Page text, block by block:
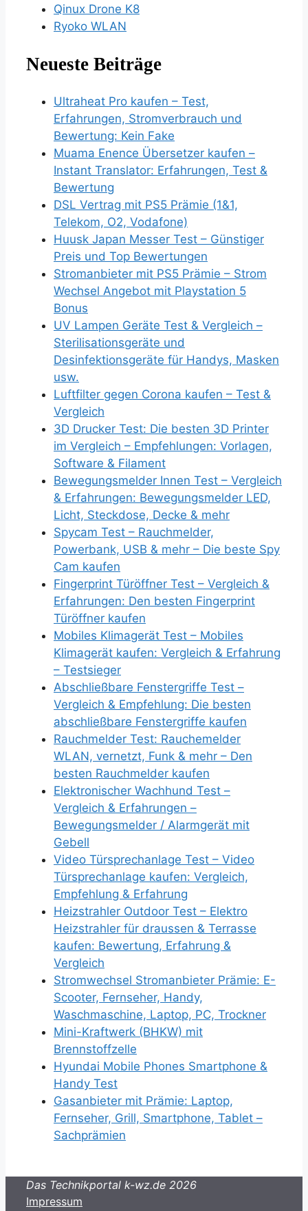
Qinux Drone K8
Ryoko WLAN
Neueste Beiträge
Ultraheat Pro kaufen – Test,
Erfahrungen, Stromverbrauch und
Bewertung: Kein Fake
Muama Enence Übersetzer kaufen –
Instant Translator: Erfahrungen, Test &
Bewertung
DSL Vertrag mit PS5 Prämie (1&1,
Telekom, O2, Vodafone)
Huusk Japan Messer Test – Günstiger
Preis und Top Bewertungen
Stromanbieter mit PS5 Prämie – Strom
Wechsel Angebot mit Playstation 5
Bonus
UV Lampen Geräte Test & Vergleich –
Sterilisationsgeräte und
Desinfektionsgeräte für Handys, Masken
usw.
Luftfilter gegen Corona kaufen – Test &
Vergleich
3D Drucker Test: Die besten 3D Printer
im Vergleich – Empfehlungen: Vorlagen,
Software & Filament
Bewegungsmelder Innen Test – Vergleich
& Erfahrungen: Bewegungsmelder LED,
Licht, Steckdose, Decke & mehr
Spycam Test – Rauchmelder,
Powerbank, USB & mehr – Die beste Spy
Cam kaufen
Fingerprint Türöffner Test – Vergleich &
Erfahrungen: Den besten Fingerprint
Türöffner kaufen
Mobiles Klimagerät Test – Mobiles
Klimagerät kaufen: Vergleich & Erfahrung
– Testsieger
Abschließbare Fenstergriffe Test –
Vergleich & Empfehlung: Die besten
abschließbare Fenstergriffe kaufen
Rauchmelder Test: Rauchemelder
WLAN, vernetzt, Funk & mehr – Den
besten Rauchmelder kaufen
Elektronischer Wachhund Test –
Vergleich & Erfahrungen –
Bewegungsmelder / Alarmgerät mit
Gebell
Video Türsprechanlage Test – Video
Türsprechanlage kaufen: Vergleich,
Empfehlung & Erfahrung
Heizstrahler Outdoor Test – Elektro
Heizstrahler für draussen & Terrasse
kaufen: Bewertung, Erfahrung &
Vergleich
Stromwechsel Stromanbieter Prämie: E-
Scooter, Fernseher, Handy,
Waschmaschine, Laptop, PC, Trockner
Mini-Kraftwerk (BHKW) mit
Brennstoffzelle
Hyundai Mobile Phones Smartphone &
Handy Test
Gasanbieter mit Prämie: Laptop,
Fernseher, Grill, Smartphone, Tablet –
Sachprämien
Das Technikportal k-wz.de 2026
Impressum